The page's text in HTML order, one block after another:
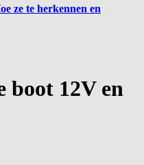
ze te herkennen en
boot 12V en